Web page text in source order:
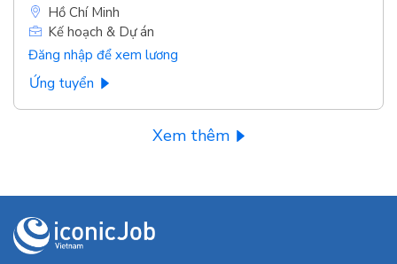
Hồ Chí Minh
Kế hoạch & Dự án
Đăng nhập để xem lương
Ứng tuyển
Xem thêm